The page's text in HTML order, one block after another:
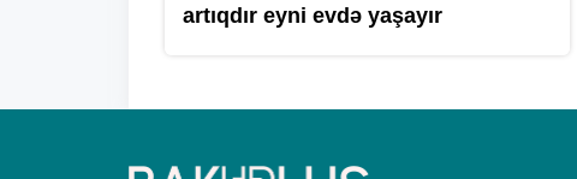
artıqdır eyni evdə yaşayır